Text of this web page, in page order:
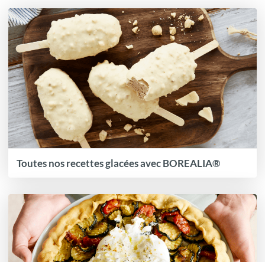
Toutes nos recettes glacées avec BOREALIA®